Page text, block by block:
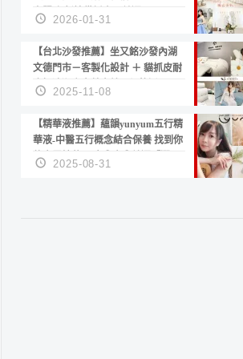
套服務 新娘備婚省心首選！
2026-01-31
【台北沙發推薦】坐又銘沙發內湖
文德門市－客製化設計 ＋ 貓抓皮耐
磨好清潔｜直營直銷、價格透明
高CP值打造夢想居家風格
2025-11-08
【精華液推薦】蘊韻yunyum五行精
華液-中醫五行概念結合保養 找到你
的專屬精華！ 水㊀土㊀就選「潤・
賦精華」維持肌膚剛剛好的平衡
2025-08-31